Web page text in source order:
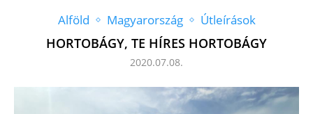
Alföld Magyarország Útleírások
HORTOBÁGY, TE HÍRES HORTOBÁGY
2020.07.08.